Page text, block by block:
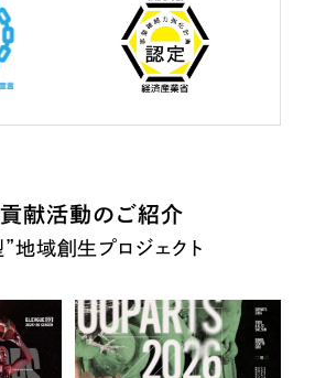
献活動のご紹介
地域創生プロジェクト